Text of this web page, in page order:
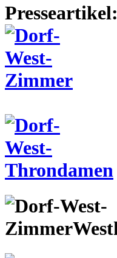
Presseartikel: